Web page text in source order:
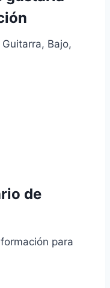
Bajo,
de
para